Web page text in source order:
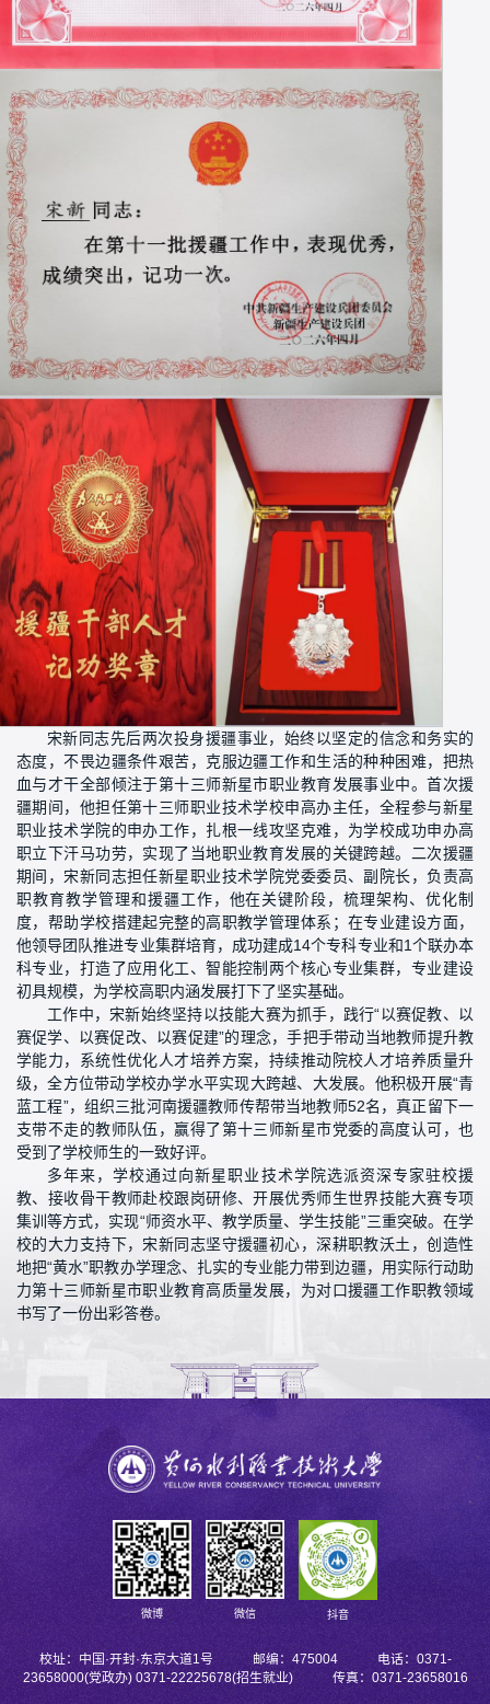
宋新同志先后两次投身援疆事业，始终以坚定的信念和务实的
态度，不畏边疆条件艰苦，克服边疆工作和生活的种种困难，把热
血与才干全部倾注于第十三师新星市职业教育发展事业中。首次援
疆期间，他担任第十三师职业技术学校申高办主任，全程参与新星
职业技术学院的申办工作，扎根一线攻坚克难，为学校成功申办高
职立下汗马功劳，实现了当地职业教育发展的关键跨越。二次援疆
期间，宋新同志担任新星职业技术学院党委委员、副院长，负责高
职教育教学管理和援疆工作，他在关键阶段，梳理架构、优化制
度，帮助学校搭建起完整的高职教学管理体系；在专业建设方面，
他领导团队推进专业集群培育，成功建成14个专科专业和1个联办本
科专业，打造了应用化工、智能控制两个核心专业集群，专业建设
初具规模，为学校高职内涵发展打下了坚实基础。
工作中，宋新始终坚持以技能大赛为抓手，践行“以赛促教、以
赛促学、以赛促改、以赛促建”的理念，手把手带动当地教师提升教
学能力，系统性优化人才培养方案，持续推动院校人才培养质量升
级，全方位带动学校办学水平实现大跨越、大发展。他积极开展“青
蓝工程”，组织三批河南援疆教师传帮带当地教师52名，真正留下一
支带不走的教师队伍，赢得了第十三师新星市党委的高度认可，也
受到了学校师生的一致好评。
多年来，学校通过向新星职业技术学院选派资深专家驻校援
教、接收骨干教师赴校跟岗研修、开展优秀师生世界技能大赛专项
集训等方式，实现“师资水平、教学质量、学生技能”三重突破。在学
校的大力支持下，宋新同志坚守援疆初心，深耕职教沃土，创造性
地把“黄水”职教办学理念、扎实的专业能力带到边疆，用实际行动助
力第十三师新星市职业教育高质量发展，为对口援疆工作职教领域
书写了一份出彩答卷。
微博 微信 抖音
校址：中国·开封·东京大道1号 邮编：475004 电话：0371-
23658000(党政办) 0371-22225678(招生就业) 传真：0371-23658016